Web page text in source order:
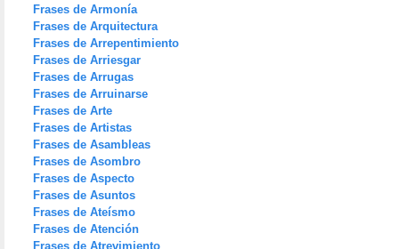
Frases de Armonía
Frases de Arquitectura
Frases de Arrepentimiento
Frases de Arriesgar
Frases de Arrugas
Frases de Arruinarse
Frases de Arte
Frases de Artistas
Frases de Asambleas
Frases de Asombro
Frases de Aspecto
Frases de Asuntos
Frases de Ateísmo
Frases de Atención
Frases de Atrevimiento